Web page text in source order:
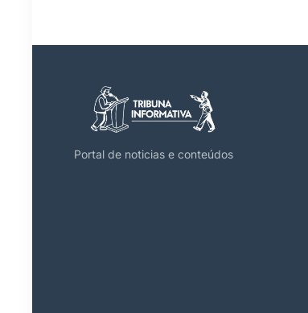
Portal de noticias e conteúdos